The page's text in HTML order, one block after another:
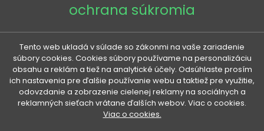
VENETI 
VÁŠ ÚČET 
ochrana súkromia
Tento web ukladá v súlade so zákonmi na vaše zariadenie
súbory cookies. Cookies súbory používame na personalizáciu
obsahu a reklám a tiež na analytické účely. Odsúhlaste prosím
ich nastavenia pre ďalšie používanie webu a taktiež pre využitie,
odovzdanie a zobrazenie cielenej reklamy na sociálnych a
reklamných sieťach vrátane ďalších webov. Viac o cookies.
Viac o cookies.